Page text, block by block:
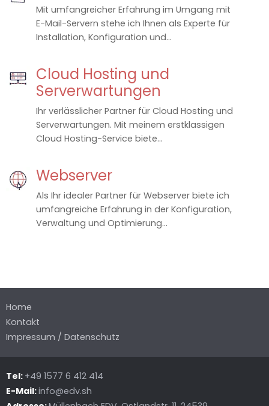
Mit umfangreicher Erfahrung im Umgang mit
E-Mail-Servern stehe ich Ihnen als Experte für
Installation, Konfiguration und...
Cloud Hosting und
Serverwartungen
Ihr verlässlicher Partner für Cloud Hosting und
Serverwartungen. Mit meinem erstklassigen
Cloud Hosting-Service biete...
Webserver
Als Ihr idealer Partner für Webserver biete ich
umfangreiche Erfahrung in der Konfiguration,
Verwaltung und Optimierung...
Home
Kontakt
Impressum / Datenschutz
Tel: +49 1577 6 412 414
E-Mail:info@edv.sh